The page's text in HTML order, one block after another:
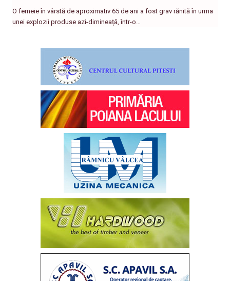
O femeie în vârstă de aproximativ 65 de ani a fost grav rănită în urma
unei explozii produse azi-dimineață, într-o…